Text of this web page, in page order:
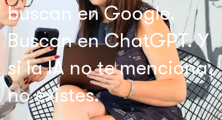
buscan en Google.
Buscan en ChatGPT. Y
si la IA no te menciona,
no existes.